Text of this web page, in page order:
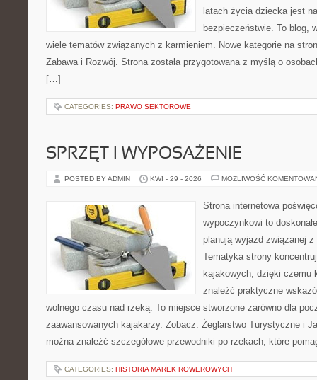
latach życia dziecka jest
bezpieczeństwie. To blog,
wiele tematów związanych z karmieniem. Nowe kategorie na
Zabawa i Rozwój. Strona została przygotowana z myślą o
[…]
CATEGORIES: PRAWO SEKTOROWE
SPRZĘT I WYPOSAŻENIE
POSTED BY ADMIN KWI - 29 - 2026 MOŻLIWOŚĆ
Strona internetowa
wypoczynkowi to
planują wyjazd związanej
Tematyka strony
kajakowych, dzięki czemu
znaleźć praktyczne
wolnego czasu nad rzeką. To miejsce stworzone zarówno dla
zaawansowanych kajakarzy. Zobacz: Żeglarstwo Turystyczne i
można znaleźć szczegółowe przewodniki po rzekach, które
CATEGORIES: HISTORIA MAREK ROWEROWYCH